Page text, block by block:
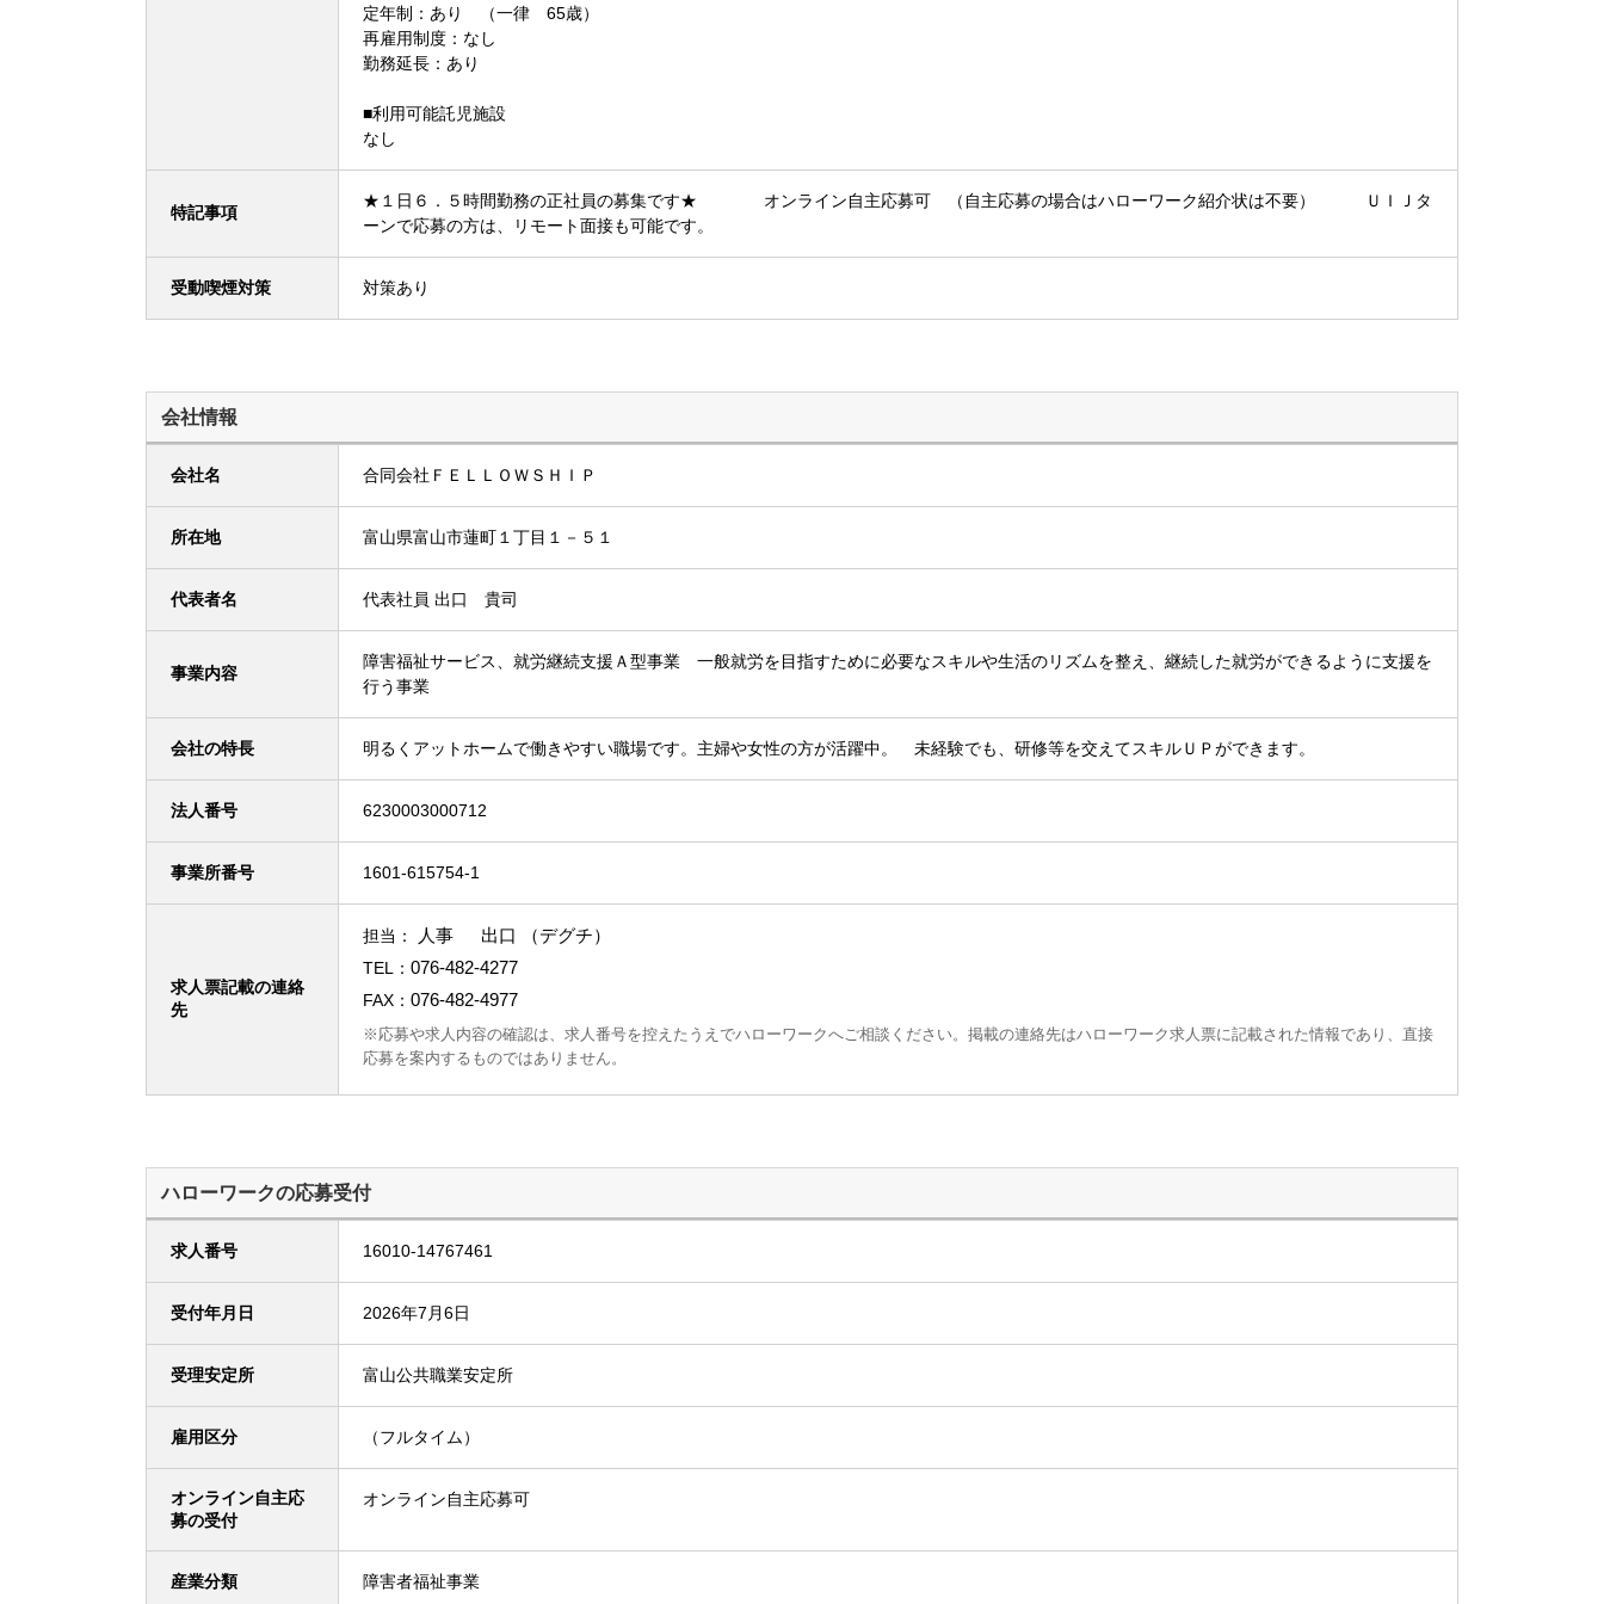
定年制：あり （一律 65歳）
再雇用制度：なし
勤務延長：あり
■利用可能託児施設
なし
特記事項
★１日６．５時間勤務の正社員の募集です★ オンライン自主応募可 （自主応募の場合はハローワーク紹介状は不要） ＵＩＪタ
ーンで応募の方は、リモート面接も可能です。
受動喫煙対策 対策あり
会社情報
会社名 合同会社ＦＥＬＬＯＷＳＨＩＰ
所在地 富山県富山市蓮町１丁目１－５１
代表者名 代表社員 出口 貴司
事業内容
障害福祉サービス、就労継続支援Ａ型事業 一般就労を目指すために必要なスキルや生活のリズムを整え、継続した就労ができるように支援を
行う事業
会社の特長 明るくアットホームで働きやすい職場です。主婦や女性の方が活躍中。 未経験でも、研修等を交えてスキルＵＰができます。
法人番号 6230003000712
事業所番号 1601-615754-1
求人票記載の連絡
先
担当： 人事 出口 （デグチ）
TEL： 076-482-4277
FAX： 076-482-4977
※応募や求人内容の確認は、求人番号を控えたうえでハローワークへご相談ください。掲載の連絡先はハローワーク求人票に記載された情報であり、直接
応募を案内するものではありません。
ハローワークの応募受付
求人番号 16010-14767461
受付年月日 2026年7月6日
受理安定所 富山公共職業安定所
雇用区分 （フルタイム）
オンライン自主応
募の受付
オンライン自主応募可
産業分類 障害者福祉事業